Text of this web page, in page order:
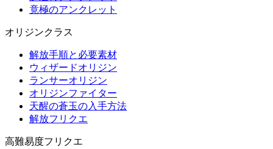
竟極のアンクレット
オリジンクラス
解放手順と必要素材
ウィザードオリジン
ランサーオリジン
オリジンファイター
天醒の蒼玉の入手方法
解放フリクエ
高難易度フリクエ